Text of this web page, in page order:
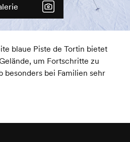
blaue Piste de Tortin bietet
um Fortschritte zu
besonders bei Familien sehr